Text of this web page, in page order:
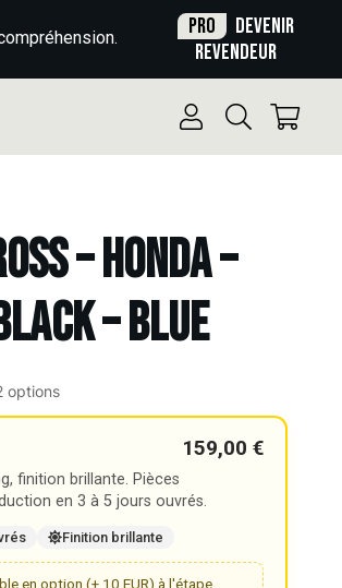
Pro
Devenir
revendeur
– HONDA –
– BLUE
options
159,00 €
finition brillante. Pièces
en 3 à 5 jours ouvrés.
Finition brillante
en option (+ 10 EUR) à l'étape